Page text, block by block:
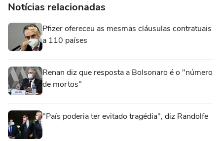
Notícias relacionadas
Pfizer ofereceu as mesmas cláusulas contratuais
a 110 países
Renan diz que resposta a Bolsonaro é o "número
de mortos"
"País poderia ter evitado tragédia", diz Randolfe